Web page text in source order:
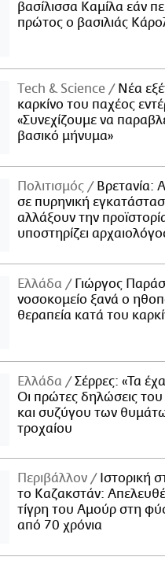
βασίλισσα Καμίλα εάν
πρώτος ο βασιλιάς
Τech & Science
Νέα
καρκίνο του παχέος
«Συνεχίζουμε να
βασικό μήνυμα»
Πολιτισμός
Βρετανία:
σε πυρηνική
αλλάξουν την
υποστηρίζει
Ελλάδα
Γιώργος
νοσοκομείο ξανά ο
θεραπεία κατά του
Ελλάδα
Σέρρες: «Τα
Οι πρώτες δηλώσεις
και συζύγου των
τροχαίου
Περιβάλλον
Ιστορική
το Καζακστάν:
τίγρη του Αμούρ στη
από 70 χρόνια